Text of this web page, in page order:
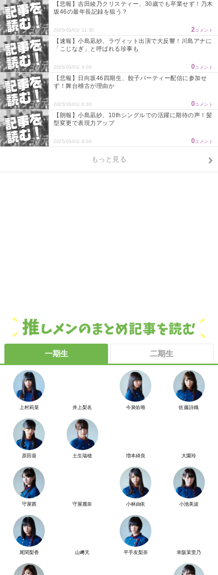
【悲報】吉田綾乃クリスティー、30歳でも卒業せず！乃木
坂46の最年長記録を狙う？
2025/03/01/ 11:30 2コメント
【速報】小島凪紗、ラヴィット出演で大反響！川島アナに
「こじなぎ」と呼ばれる珍事も
2025/03/01/ 9:00 0コメント
【悲報】日向坂46四期生、餃子パーティー配信に参加せ
ず！舞台稽古が理由か
2025/03/01/ 8:30 0コメント
【朗報】小島凪紗、10thシングルでの活躍に期待の声！髪
型変更で表現力アップ
2025/03/01/ 8:00 0コメント
もっと見る
一期生 二期生
上村莉菜 井上梨名 今泉佑唯 佐藤詩織
原田葵 土生瑞穂 増本綺良 大園玲
守屋茜 守屋麗奈 小林由依 小池美波
尾関梨香 山﨑天 平手友梨奈 幸阪茉里乃